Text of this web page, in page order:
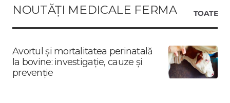
NOUTĂȚI MEDICALE FERMA TOATE
Avortul și mortalitatea perinatală
la bovine: investigație, cauze și
prevenție